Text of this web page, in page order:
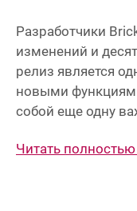
Разработчики
изменений и
релиз является
новыми
собой еще одну
Читать полностью